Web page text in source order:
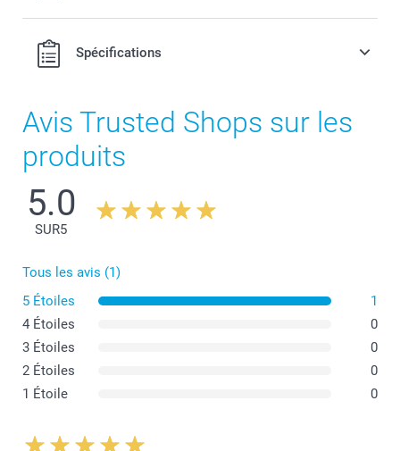
Spécifications
Avis Trusted Shops sur les
produits
5.0
SUR5
Tous les avis (1)
5 Étoiles
1
4 Étoiles
0
3 Étoiles
0
2 Étoiles
0
1 Étoile
0